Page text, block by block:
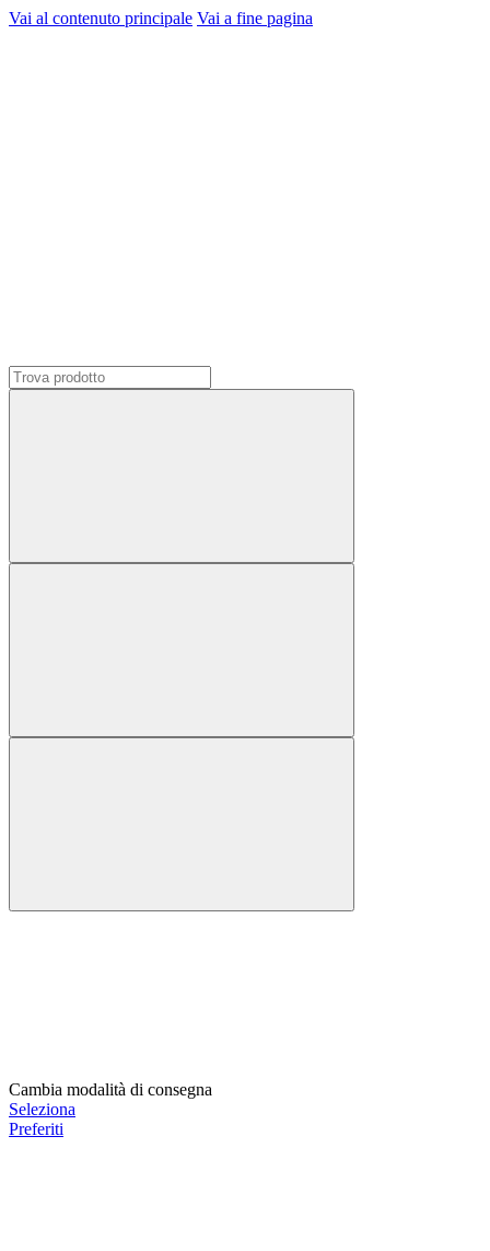
Vai al contenuto principale Vai a fine pagina
Cambia modalità di consegna
Seleziona
Preferiti